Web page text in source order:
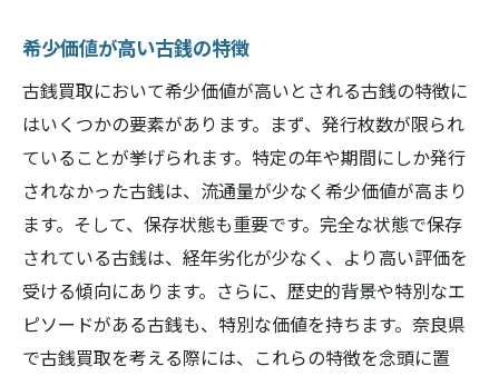
希少価値が高い古銭の特徴
古銭買取において希少価値が高いとされる古銭の特徴に
はいくつかの要素があります。まず、発行枚数が限られ
ていることが挙げられます。特定の年や期間にしか発行
されなかった古銭は、流通量が少なく希少価値が高まり
ます。そして、保存状態も重要です。完全な状態で保存
されている古銭は、経年劣化が少なく、より高い評価を
受ける傾向にあります。さらに、歴史的背景や特別なエ
ピソードがある古銭も、特別な価値を持ちます。奈良県
で古銭買取を考える際には、これらの特徴を念頭に置